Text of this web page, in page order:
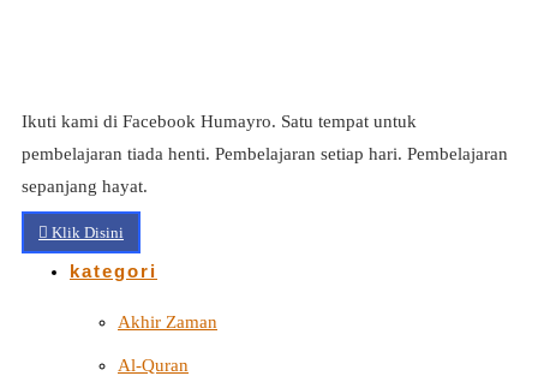
Ikuti kami di Facebook Humayro. Satu tempat untuk
pembelajaran tiada henti. Pembelajaran setiap hari. Pembelajaran
sepanjang hayat.
Klik Disini
kategori
Akhir Zaman
Al-Quran